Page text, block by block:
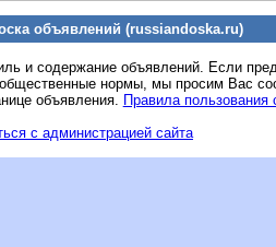
объявлений (russiandoska.ru)
и содержание объявлений. Если
нормы, мы просим Вас
объявления. Правила пользования
с администрацией сайта